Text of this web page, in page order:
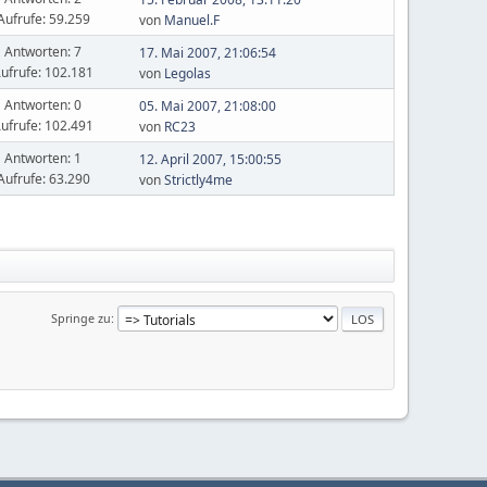
59.259
von Manuel.F
Antworten: 7
102.181
17. Mai 2007, 21:06:54
von Legolas
Antworten: 0
102.491
05. Mai 2007, 21:08:00
von RC23
Antworten: 1
63.290
12. April 2007, 15:00:55
vonStrictly4me
Springe zu